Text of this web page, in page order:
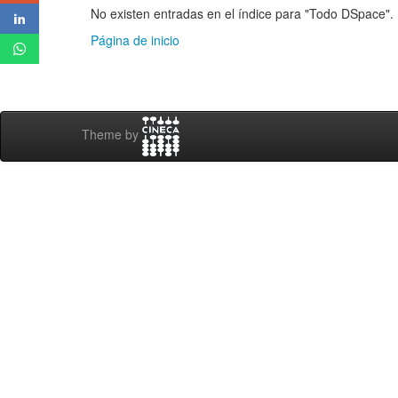
No existen entradas en el índice para "Todo DSpace".
Página de inicio
Theme by